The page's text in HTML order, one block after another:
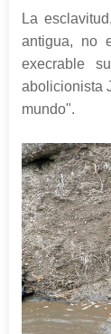
La
antigua, no
execrable
abolicionista
mundo".